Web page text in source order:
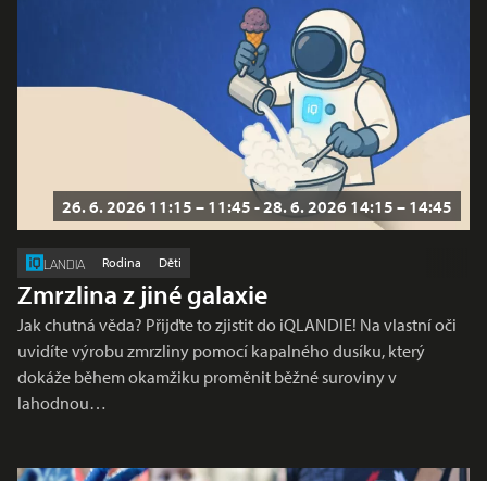
26. 6. 2026 11:15 – 11:45 - 28. 6. 2026 14:15 – 14:45
LANDIA Rodina Děti
Zmrzlina z jiné galaxie
Jak chutná věda? Přijďte to zjistit do iQLANDIE! Na vlastní oči
uvidíte výrobu zmrzliny pomocí kapalného dusíku, který
dokáže během okamžiku proměnit běžné suroviny v
lahodnou…